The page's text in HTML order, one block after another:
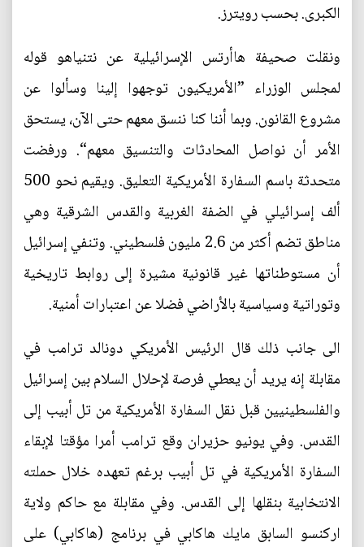
الكبرى. بحسب رويترز.
ونقلت صحيفة هاأرتس الإسرائيلية عن نتنياهو قوله
لمجلس الوزراء ”الأمريكيون توجهوا إلينا وسألوا عن
مشروع القانون. وبما أننا كنا ننسق معهم حتى الآن، يستحق
الأمر أن نواصل المحادثات والتنسيق معهم“. ورفضت
متحدثة باسم السفارة الأمريكية التعليق. ويقيم نحو 500
ألف إسرائيلي في الضفة الغربية والقدس الشرقية وهي
مناطق تضم أكثر من 2.6 مليون فلسطيني. وتنفي إسرائيل
أن مستوطناتها غير قانونية مشيرة إلى روابط تاريخية
وتوراتية وسياسية بالأراضي فضلا عن اعتبارات أمنية.
الى جانب ذلك قال الرئيس الأمريكي دونالد ترامب في
مقابلة إنه يريد أن يعطي فرصة لإحلال السلام بين إسرائيل
والفلسطينيين قبل نقل السفارة الأمريكية من تل أبيب إلى
القدس. وفي يونيو حزيران وقع ترامب أمرا مؤقتا لإبقاء
السفارة الأمريكية في تل أبيب برغم تعهده خلال حملته
الانتخابية بنقلها إلى القدس. وفي مقابلة مع حاكم ولاية
اركنسو السابق مايك هاكابي في برنامج (هاكابي) على